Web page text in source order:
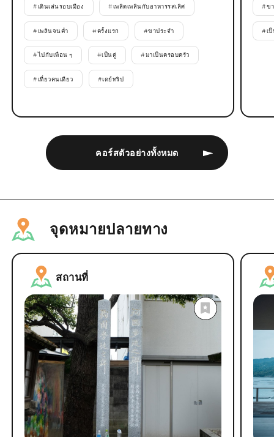
คอร์สตัวอย่างทั้งหมด
#เดินเล่นรอบเมือง #เพลิดเพลินกับอาหารรสเลิศ
#เพลินจนค่ำ #ครั้งแรก #ขาประจำ
#ไปกับเพื่อน ๆ #เป็นคู่ #มาเป็นครอบครัว
#เที่ยวคนเดียว #เดย์ทริป
#ข
#เ
จุดหมายปลายทาง
สถานที่